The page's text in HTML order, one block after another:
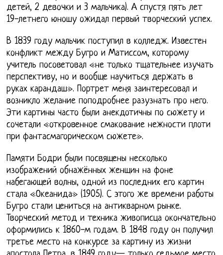
детей, 2 девочки и 3 мальчика). А спустя пять лет
19-летнего юношу ожидал первый творческий успех.
В 1839 году мальчик поступил в колледж. Известен
конфликт между Бугро и Матиссом, которому
учитель посоветовал «не только тщательнее изучать
перспективу, но и вообще научиться держать в
руках карандаш». Портрет меня заинтересовал и
возникло желание поподробнее разузнать про него.
Эти картины часто были анекдотичны по сюжету и
сочетали «откровенное смакование нежности плоти
при фантасмагорическом сюжете».
Памяти Бодри были посвящены несколько
изображений обнажённых женщин на фоне
набегающей волны, одной из последних его картин
стала «Океанида» (1905). С этого же времени работы
Бугро стали цениться на антикварном рынке.
Творческий метод и техника живописца окончательно
оформились к 1860-м годам. В 1848 году он получил
третье место на конкурсе за картину из жизни